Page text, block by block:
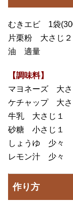
むきエビ 1袋
片栗粉 大さじ２
油 適量
【調味料】
マヨネーズ 大さ
ケチャップ 大さ
牛乳 大さじ１
砂糖 小さじ１
しょうゆ 少々
レモン汁 少々
作り方